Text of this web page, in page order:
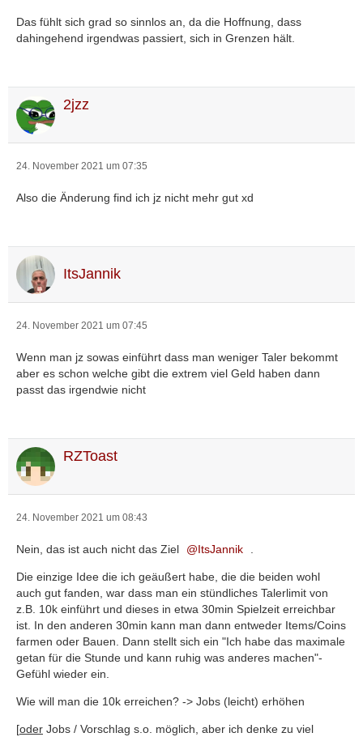
Das fühlt sich grad so sinnlos an, da die Hoffnung, dass
dahingehend irgendwas passiert, sich in Grenzen hält.
2jzz
24. November 2021 um 07:35
Also die Änderung find ich jz nicht mehr gut xd
ItsJannik
24. November 2021 um 07:45
Wenn man jz sowas einführt dass man weniger Taler bekommt
aber es schon welche gibt die extrem viel Geld haben dann
passt das irgendwie nicht
RZToast
24. November 2021 um 08:43
Nein, das ist auch nicht das Ziel ItsJannik
Die einzige Idee die ich geäußert habe, die die beiden wohl
auch gut fanden, war dass man ein stündliches Talerlimit von
z.B. 10k einführt und dieses in etwa 30min Spielzeit erreichbar
ist. In den anderen 30min kann man dann entweder Items/Coins
farmen oder Bauen. Dann stellt sich ein "Ich habe das maximale
getan für die Stunde und kann ruhig was anderes machen"-
Gefühl wieder ein.
Wie will man die 10k erreichen? -> Jobs (leicht) erhöhen
[oder Jobs / Vorschlag s.o. möglich, aber ich denke zu viel